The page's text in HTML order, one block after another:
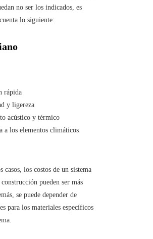
no ser los indicados, es
lo siguiente:
rápida
y ligereza
acústico y térmico
a los elementos climáticos
casos, los costos de un sistema
pueden ser más
se puede depender de
para los materiales específicos